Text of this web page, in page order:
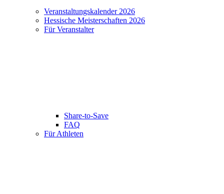
Veranstaltungskalender 2026
Hessische Meisterschaften 2026
Für Veranstalter
Share-to-Save
FAQ
Für Athleten